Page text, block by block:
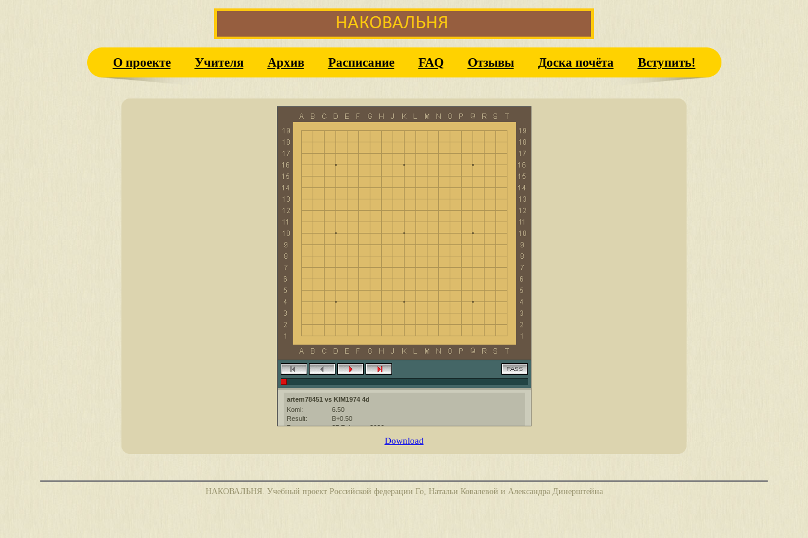
О проекте Учителя Архив Расписание FAQ Отзывы Доска почёта Вступить!
artem78451 vs KIM1974 4d
Komi:
6.50
Result:
B+0.50
Date:
27 February 2026
The KGS Go Server at http://www.gokgs.com/
Ruleset:
Japanese
Download
НАКОВАЛЬНЯ. Учебный проект Российской федерации Го, Натальи Ковалевой и Александра Динерштейна